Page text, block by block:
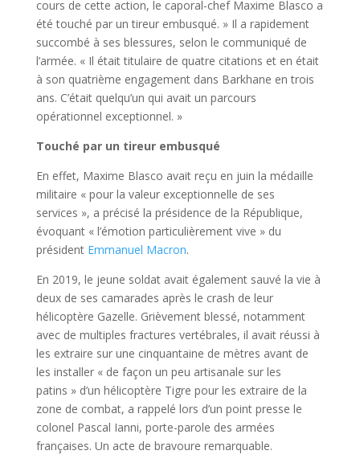
cours de cette action, le caporal-chef Maxime Blasco a
été touché par un tireur embusqué. » Il a rapidement
succombé à ses blessures, selon le communiqué de
l’armée. « Il était titulaire de quatre citations et en était
à son quatrième engagement dans Barkhane en trois
ans. C’était quelqu’un qui avait un parcours
opérationnel exceptionnel. »
Touché par un tireur embusqué
En effet, Maxime Blasco avait reçu en juin la médaille
militaire « pour la valeur exceptionnelle de ses
services », a précisé la présidence de la République,
évoquant « l’émotion particulièrement vive » du
président Emmanuel Macron.
En 2019, le jeune soldat avait également sauvé la vie à
deux de ses camarades après le crash de leur
hélicoptère Gazelle. Grièvement blessé, notamment
avec de multiples fractures vertébrales, il avait réussi à
les extraire sur une cinquantaine de mètres avant de
les installer « de façon un peu artisanale sur les
patins » d’un hélicoptère Tigre pour les extraire de la
zone de combat, a rappelé lors d’un point presse le
colonel Pascal Ianni, porte-parole des armées
françaises. Un acte de bravoure remarquable.